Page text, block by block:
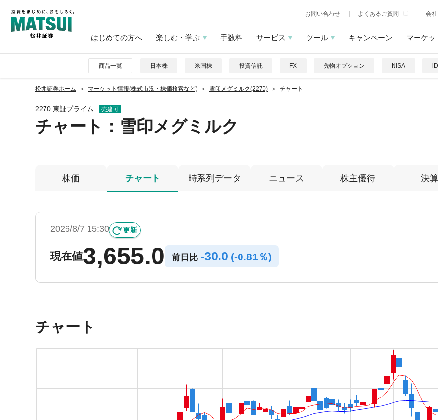
お問い合わせ よくあるご質問 会
はじめての方へ 楽しむ・学ぶ 手数料 サービス ツール キャンペーン マーケッ
商品一覧 日本株 米国株 投資信託 FX 先物オプション NISA
松井証券ホーム マーケット情報(株式市況・株価検索など) 雪印メグミルク(2270) チャート
2270 東証プライム 売建可
チャート： 雪印メグミルク
株価 チャート 時系列データ ニュース 株主優待 決算
2026/8/7 15:30 更新
現在値3,655.0 前日比 -30.0 (-0.81％)
チャート